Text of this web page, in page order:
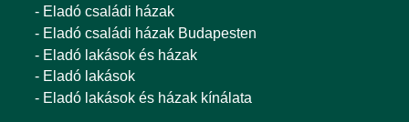
- Eladó családi házak
- Eladó családi házak Budapesten
- Eladó lakások és házak
- Eladó lakások
- Eladó lakások és házak kínálata